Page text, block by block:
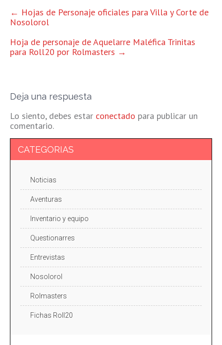
OTRAS
ENTRADAS
← Hojas de Personaje oficiales para Villa y Corte de
Nosolorol
Hoja de personaje de Aquelarre Maléfica Trinitas
para Roll20 por Rolmasters →
Deja una respuesta
Lo siento, debes estar conectado para publicar un
comentario.
CATEGORIAS
Noticias
Aventuras
Inventario y equipo
Questionarres
Entrevistas
Nosolorol
Rolmasters
Fichas Roll20